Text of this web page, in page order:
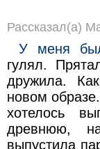
Рассказал(а)
У меня был
гулял.
дружила.
новом
хотелось
древнюю,
выпустила